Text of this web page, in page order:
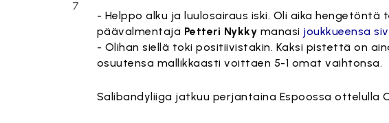
7
- Helppo alku ja luulosairaus iski. Oli aika hengetöntä
päävalmentaja Petteri Nykky manasi joukkueensa
- Olihan siellä toki positiivistakin. Kaksi pistettä on
osuutensa mallikkaasti voittaen 5-1 omat vaihtonsa.
Salibandyliiga jatkuu perjantaina Espoossa ottelulla